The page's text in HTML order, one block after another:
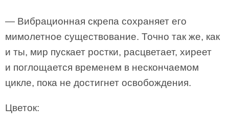
— Вибрационная скрепа сохраняет его
мимолетное существование. Точно так же, как
и ты, мир пускает ростки, расцветает, хиреет
и поглощается временем в нескончаемом
цикле, пока не достигнет освобождения.
Цветок: